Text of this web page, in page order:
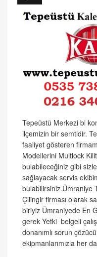
Tepeüstü Merkezi bi
ilçemizin bir semtidir.
faaliyet gösteren
Modellerini Multlock
bulabileceğiniz gibi
sağlayacak servis
bulabilirsiniz.Ümraniye
Çilingir firması olarak
biriyiz Ümraniyede En
gerek Yetki belgeli
donanımlı sorun
ekipmanlarımızla her